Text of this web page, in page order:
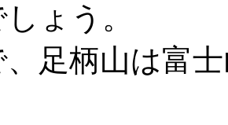
ょう。
、足柄山は富